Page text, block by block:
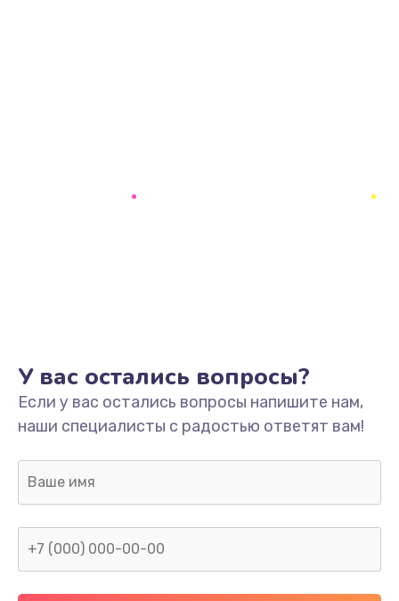
У вас остались вопросы?
Если у вас остались вопросы напишите нам,
наши специалисты с радостью ответят вам!